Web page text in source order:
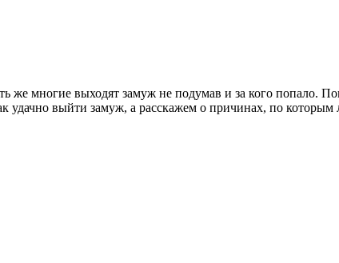
же многие выходят замуж не подумав и за кого попало.
удачно выйти замуж, а расскажем о причинах, по